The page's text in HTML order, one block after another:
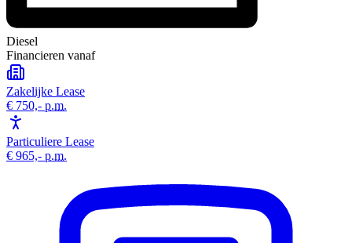
Diesel
Financieren vanaf
Zakelijke Lease
€ 750,- p.m.
Particuliere Lease
€ 965,- p.m.